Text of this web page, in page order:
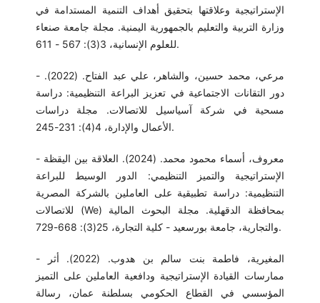
الإستراتيجية وعلاقتها بتحقيق أهداف التنمية المستدامة في
وزارة التربية والتعليم بالجمهورية اليمنية. مجلة جامعة صنعاء
للعلوم الإنسانية، 3(3): 567 - 611.
- مرعي، محمد حسين، والشاهر، علي عبد الفتاح. (2022).
دور التقانات الاجتماعية في تعزيز البراعة التنظيمية: دراسة
مسحية في شركة آسياسيل للاتصالات. مجلة دراسات
الأعمال والإدارة، 4(4): 231-245.
- معروف، أسماء محمود محمد. (2024). العلاقة بين اليقظة
الإستراتيجية والتميز التنظيمي: الدور الوسيط للبراعة
التنظيمية: دراسة تطبيقية على العاملين بالشركة المصرية
للاتصالات (We) بمحافظة الدقهلية. مجلة البحوث المالية
والتجارية، جامعة بورسعيد - كلية التجارة، 25(3): 668-729.
- المغيرية، فاطمة بنت سالم بن هدوب. (2022). أثر
ممارسات القيادة الإستراتيجية ودافعية العاملين على التميز
المؤسسي في القطاع الحكومي بسلطنة عمان، رسالة